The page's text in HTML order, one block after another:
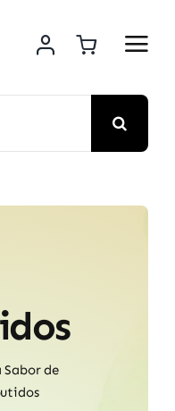
Sabor de